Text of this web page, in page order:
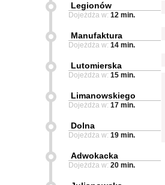
Legionów
Dojeżdża w: 12 min.
Manufaktura
Dojeżdża w: 14 min.
Lutomierska
Dojeżdża w: 15 min.
Limanowskiego
Dojeżdża w: 17 min.
Dolna
Dojeżdża w: 19 min.
Adwokacka
Dojeżdża w: 20 min.